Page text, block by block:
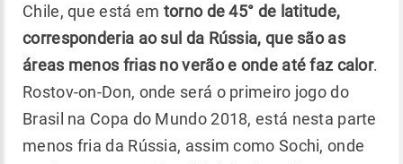
Chile, que está em torno de 45° de latitude,
corresponderia ao sul da Rússia, que são as
áreas menos frias no verão e onde até faz calor.
Rostov-on-Don, onde será o primeiro jogo do
Brasil na Copa do Mundo 2018, está nesta parte
menos fria da Rússia, assim como Sochi, onde